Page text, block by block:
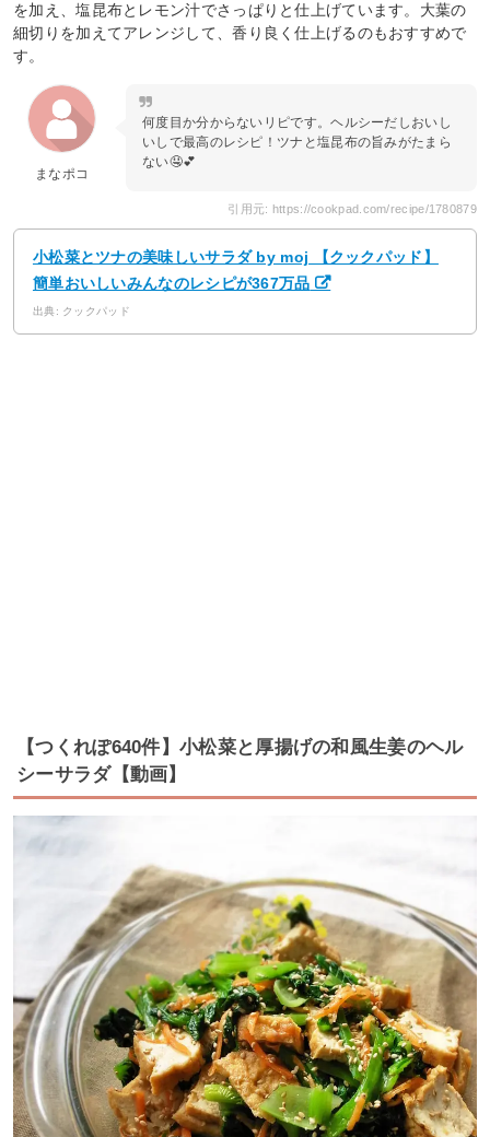
を加え、塩昆布とレモン汁でさっぱりと仕上げています。大葉の
細切りを加えてアレンジして、香り良く仕上げるのもおすすめで
す。
まなポコ
何度目か分からないリピです。ヘルシーだしおいし
いしで最高のレシピ！ツナと塩昆布の旨みがたまら
ない🤤💕
引用元: https://cookpad.com/recipe/1780879
小松菜とツナの美味しいサラダ by moj 【クックパッド】
簡単おいしいみんなのレシピが367万品
出典: クックパッド
【つくれぽ640件】小松菜と厚揚げの和風生姜のヘル
シーサラダ【動画】